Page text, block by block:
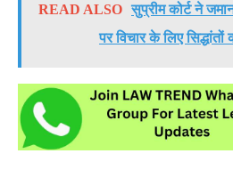
READ ALSO सुप्रीम कोर्ट ने
पर विचार के लिए सिद्धांतों